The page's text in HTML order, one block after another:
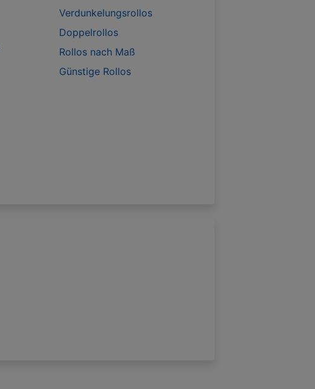
Verdunkelungsrollos
Doppelrollos
Rollos nach Maß
Günstige Rollos